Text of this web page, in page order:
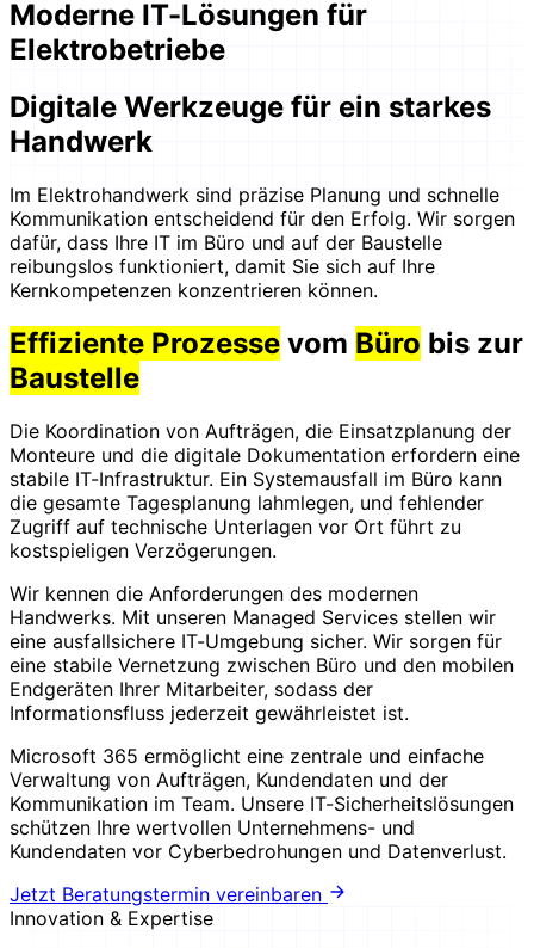
Moderne IT-Lösungen für
Elektrobetriebe
Digitale Werkzeuge für ein starkes
Handwerk
Im Elektrohandwerk sind präzise Planung und schnelle
Kommunikation entscheidend für den Erfolg. Wir sorgen
dafür, dass Ihre IT im Büro und auf der Baustelle
reibungslos funktioniert, damit Sie sich auf Ihre
Kernkompetenzen konzentrieren können.
Effiziente Prozesse vom Büro bis zur
Baustelle
Die Koordination von Aufträgen, die Einsatzplanung der
Monteure und die digitale Dokumentation erfordern eine
stabile IT-Infrastruktur. Ein Systemausfall im Büro kann
die gesamte Tagesplanung lahmlegen, und fehlender
Zugriff auf technische Unterlagen vor Ort führt zu
kostspieligen Verzögerungen.
Wir kennen die Anforderungen des modernen
Handwerks. Mit unseren Managed Services stellen wir
eine ausfallsichere IT-Umgebung sicher. Wir sorgen für
eine stabile Vernetzung zwischen Büro und den mobilen
Endgeräten Ihrer Mitarbeiter, sodass der
Informationsfluss jederzeit gewährleistet ist.
Microsoft 365 ermöglicht eine zentrale und einfache
Verwaltung von Aufträgen, Kundendaten und der
Kommunikation im Team. Unsere IT-Sicherheitslösungen
schützen Ihre wertvollen Unternehmens- und
Kundendaten vor Cyberbedrohungen und Datenverlust.
Jetzt Beratungstermin vereinbaren
Innovation & Expertise